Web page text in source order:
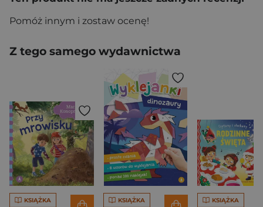
Pomóż innym i zostaw ocenę!
Z tego samego wydawnictwa
KSIĄŻKA KSIĄŻKA KSIĄŻKA